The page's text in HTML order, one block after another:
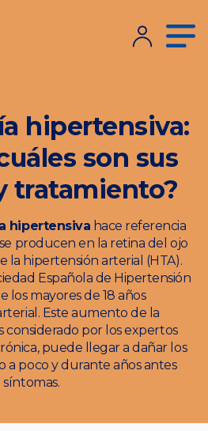
hipertensiva:
son sus
tratamiento?
hipertensiva hace referencia
producen en la retina del ojo
la hipertensión arterial (HTA).
Española de Hipertensión
los mayores de 18 años
Este aumento de la
considerado por los expertos
puede llegar a dañar los
a poco y durante años antes